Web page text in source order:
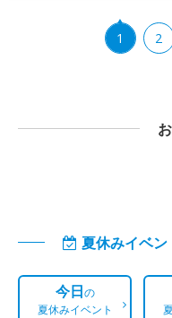
1 2
夏休みイベ
今日の
夏休みイベント